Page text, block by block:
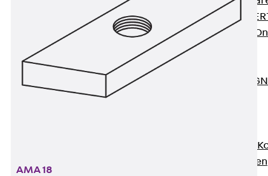
JORDAHL®
JORDAHL® JVB
ISOCHECK
FERBOX®-
Beratung, Planung,
Individuelle Lösungen
AMA 18